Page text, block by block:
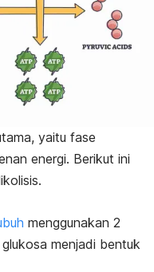
yaitu fase
energi. Berikut ini
menggunakan 2
menjadi bentuk